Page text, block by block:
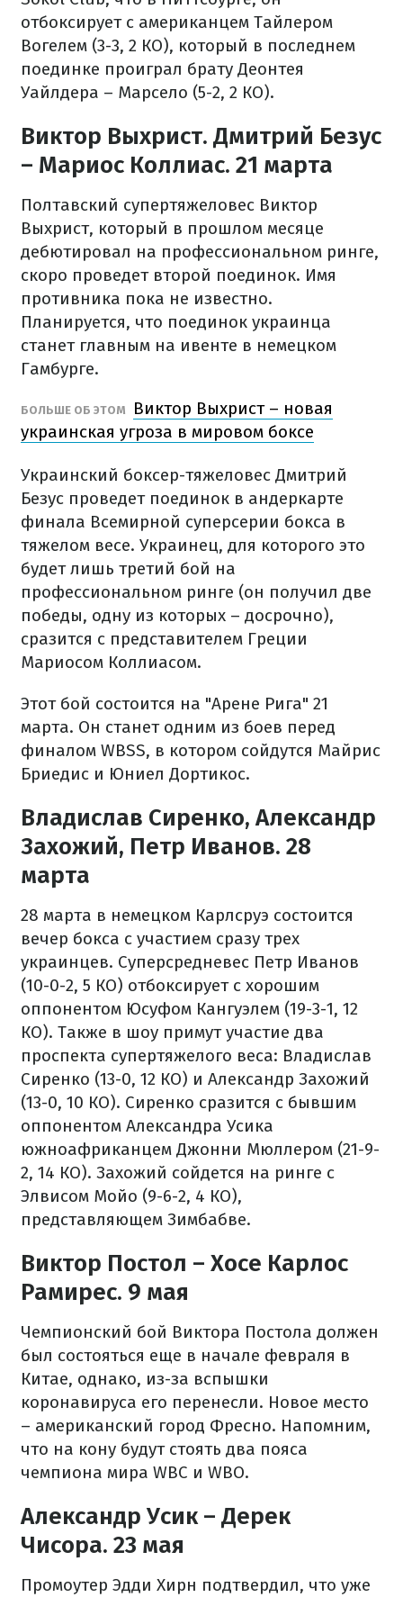
отбоксирует с американцем Тайлером
Вогелем (3-3, 2 КО), который в последнем
поединке проиграл брату Деонтея
Уайлдера – Марсело (5-2, 2 КО).
Виктор Выхрист. Дмитрий Безус
– Мариос Коллиас. 21 марта
Полтавский супертяжеловес Виктор
Выхрист, который в прошлом месяце
дебютировал на профессиональном ринге,
скоро проведет второй поединок. Имя
противника пока не известно.
Планируется, что поединок украинца
станет главным на ивенте в немецком
Гамбурге.
БОЛЬШЕ ОБ ЭТОМ
Виктор Выхрист – новая
украинская угроза в мировом боксе
Украинский боксер-тяжеловес Дмитрий
Безус проведет поединок в андеркарте
финала Всемирной суперсерии бокса в
тяжелом весе. Украинец, для которого это
будет лишь третий бой на
профессиональном ринге (он получил две
победы, одну из которых – досрочно),
сразится с представителем Греции
Мариосом Коллиасом.
Этот бой состоится на "Арене Рига" 21
марта. Он станет одним из боев перед
финалом WBSS, в котором сойдутся Майрис
Бриедис и Юниел Дортикос.
Владислав Сиренко, Александр
Захожий, Петр Иванов. 28
марта
28 марта в немецком Карлсруэ состоится
вечер бокса с участием сразу трех
украинцев. Суперсредневес Петр Иванов
(10-0-2, 5 КО) отбоксирует с хорошим
оппонентом Юсуфом Кангуэлем (19-3-1, 12
КО). Также в шоу примут участие два
проспекта супертяжелого веса: Владислав
Сиренко (13-0, 12 КО) и Александр Захожий
(13-0, 10 КО). Сиренко сразится с бывшим
оппонентом Александра Усика
южноафриканцем Джонни Мюллером (21-9-
2, 14 КО). Захожий сойдется на ринге с
Элвисом Мойо (9-6-2, 4 КО),
представляющем Зимбабве.
Виктор Постол – Хосе Карлос
Рамирес. 9 мая
Чемпионский бой Виктора Постола должен
был состояться еще в начале февраля в
Китае, однако, из-за вспышки
коронавируса его перенесли. Новое место
– американский город Фресно. Напомним,
что на кону будут стоять два пояса
чемпиона мира WBC и WBO.
Александр Усик – Дерек
Чисора. 23 мая
Промоутер Эдди Хирн подтвердил, что уже